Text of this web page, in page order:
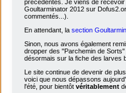
précédentes. Je viens de
Goultarminator 2012 sur
commentés...).
En attendant, la section
Sinon, nous avons également
dropper des "Parchemin de
désormais sur la fiche des larves
Le site continue de devenir de
voici que nous dépassons
l'été, pour bientôt véritablement